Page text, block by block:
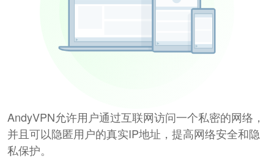
AndyVPN允许用户通过互联网访问一个私密的网络，
并且可以隐匿用户的真实IP地址，提高网络安全和隐
私保护。